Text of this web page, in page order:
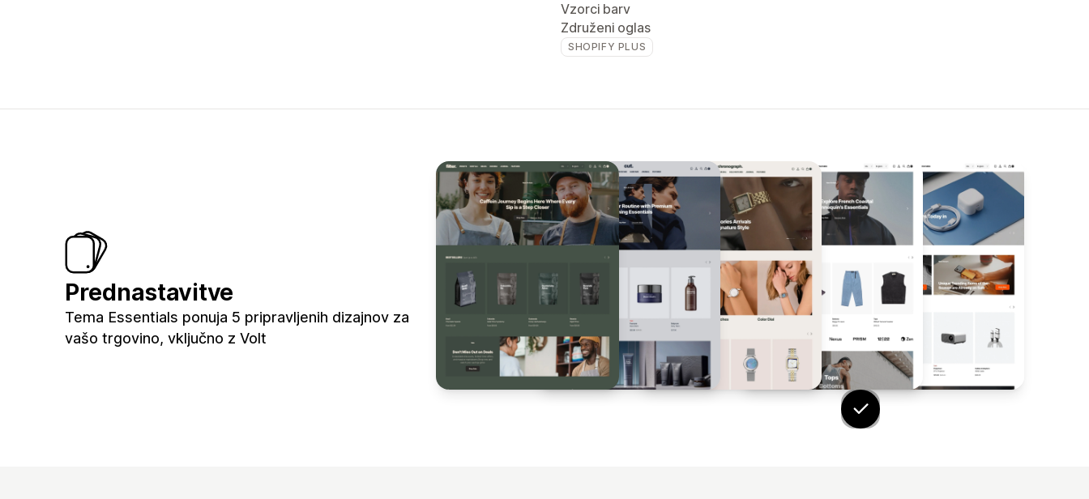
Vzorci barv
Združeni oglas
SHOPIFY PLUS
Prednastavitve
Tema Essentials ponuja 5 pripravljenih dizajnov za
vašo trgovino, vključno z Volt